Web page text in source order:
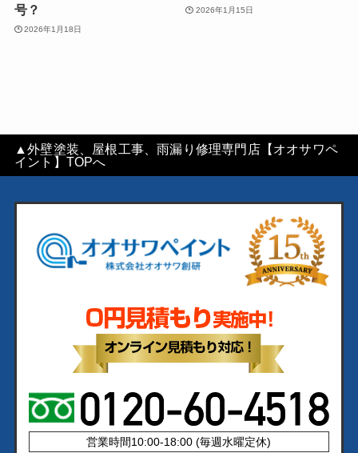
号？
2026年1月18日
2026年1月15日
▲外壁塗装、屋根工事、雨漏り修理専門店【オオサワペ
イント】TOPへ
営業時間10:00-18:00 (毎週水曜定休)